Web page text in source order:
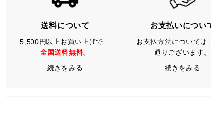
送料について
5,500円以上お買い上げで、
全国送料無料。
続きをみる
お支払いについて
お支払方法については、
通りございます。
続きをみる